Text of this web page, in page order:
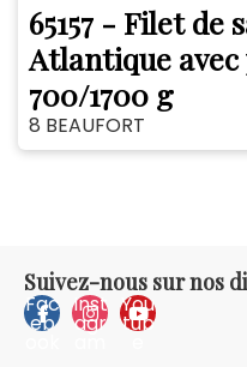
65157 - Filet de
Atlantique avec
700/1700 g
8 BEAUFORT
Suivez-nous sur nos
Fac
eb
Inst
agr
You
tub